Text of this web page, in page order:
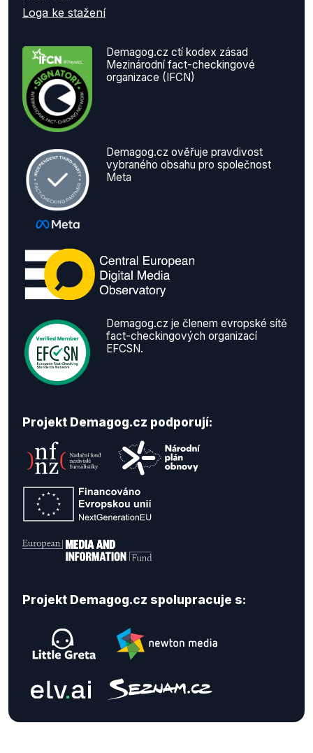
Loga ke stažení
Demagog.cz ctí kodex zásad
Mezinárodní fact-checkingové
organizace (IFCN)
Demagog.cz ověřuje pravdivost
vybraného obsahu pro společnost
Meta
Demagog.cz je členem evropské sítě
fact-checkingových organizací
EFCSN.
Projekt Demagog.cz podporují:
Projekt Demagog.cz spolupracuje s: